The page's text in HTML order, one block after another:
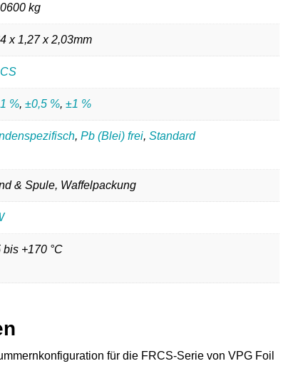
kg
x 1,27 x 2,03mm
%, ±0,5 %, ±1 %
, Pb (Blei) frei, Standard
& Spule, Waffelpackung
bis +170 °C
für die FRCS-Serie von VPG Foil